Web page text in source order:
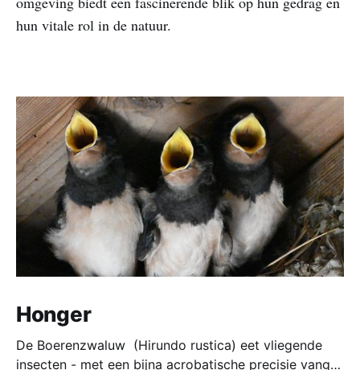
hun vitale rol in de natuur.
Honger
De Boerenzwaluw (Hirundo rustica) eet vliegende
insecten - met een bijna acrobatische precisie vangt